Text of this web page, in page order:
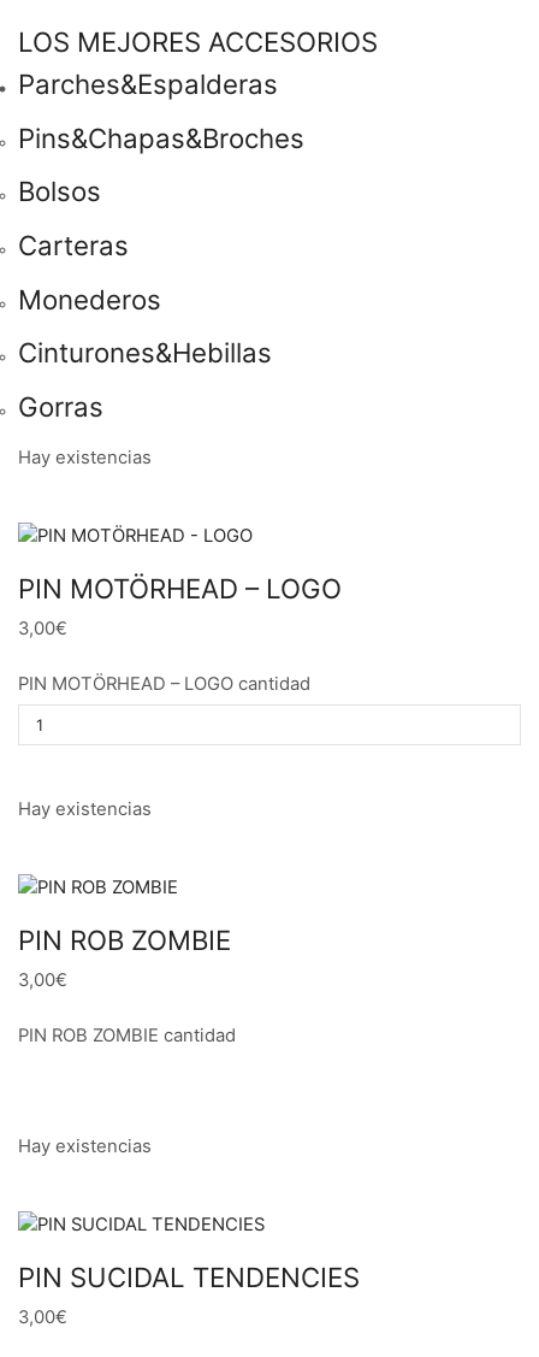
LOS MEJORES ACCESORIOS
Parches&Espalderas
Pins&Chapas&Broches
Bolsos
Carteras
Monederos
Cinturones&Hebillas
Gorras
Hay existencias
PIN MOTÖRHEAD – LOGO
3,00€
PIN MOTÖRHEAD – LOGO cantidad
Hay existencias
PIN ROB ZOMBIE
3,00€
PIN ROB ZOMBIE cantidad
Hay existencias
PIN SUCIDAL TENDENCIES
3,00€